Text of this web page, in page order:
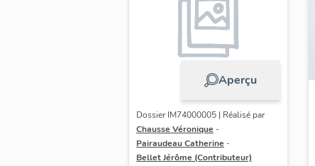
Aperçu
Dossier IM74000005 | Réalisé par
Chausse Véronique -
Pairaudeau Catherine -
Bellet Jérôme (Contributeur)